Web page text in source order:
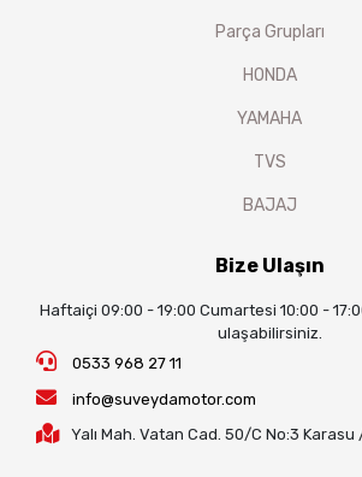
Parça Grupları
HONDA
YAMAHA
TVS
BAJAJ
Bize Ulaşın
Haftaiçi 09:00 - 19:00 Cumartesi 10:00 -
ulaşabilirsiniz.
0533 968 27 11
info@suveydamotor.com
Yalı Mah. Vatan Cad. 50/C No:3 Karasu